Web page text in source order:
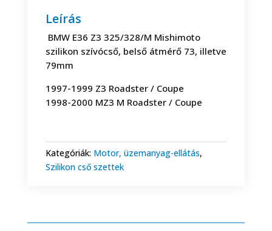
73/79mm
-
Mishimoto
mennyiség
Leírás
BMW E36 Z3 325/328/M Mishimoto
szilikon szívócső, belső átmérő 73, illetve
79mm
1997-1999 Z3 Roadster / Coupe
1998-2000 MZ3 M Roadster / Coupe
Kategóriák: Motor, üzemanyag-ellátás,
Szilikon cső szettek